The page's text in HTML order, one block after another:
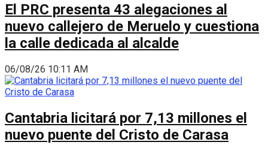
El PRC presenta 43 alegaciones al
nuevo callejero de Meruelo y cuestiona
la calle dedicada al alcalde
06/08/26 10:11 AM
Cantabria licitará por 7,13 millones el
nuevo puente del Cristo de Carasa